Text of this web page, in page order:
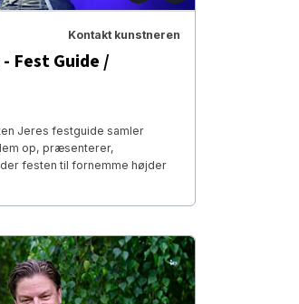
Kontakt kunstneren
Fest Guide /
Jeres festguide samler
op, præsenterer,
festen til fornemme højder